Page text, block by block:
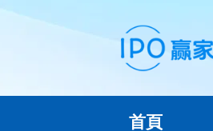
首頁